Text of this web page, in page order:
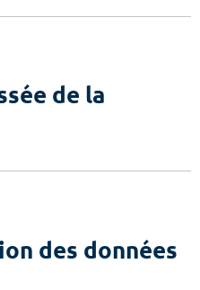
de la
des données